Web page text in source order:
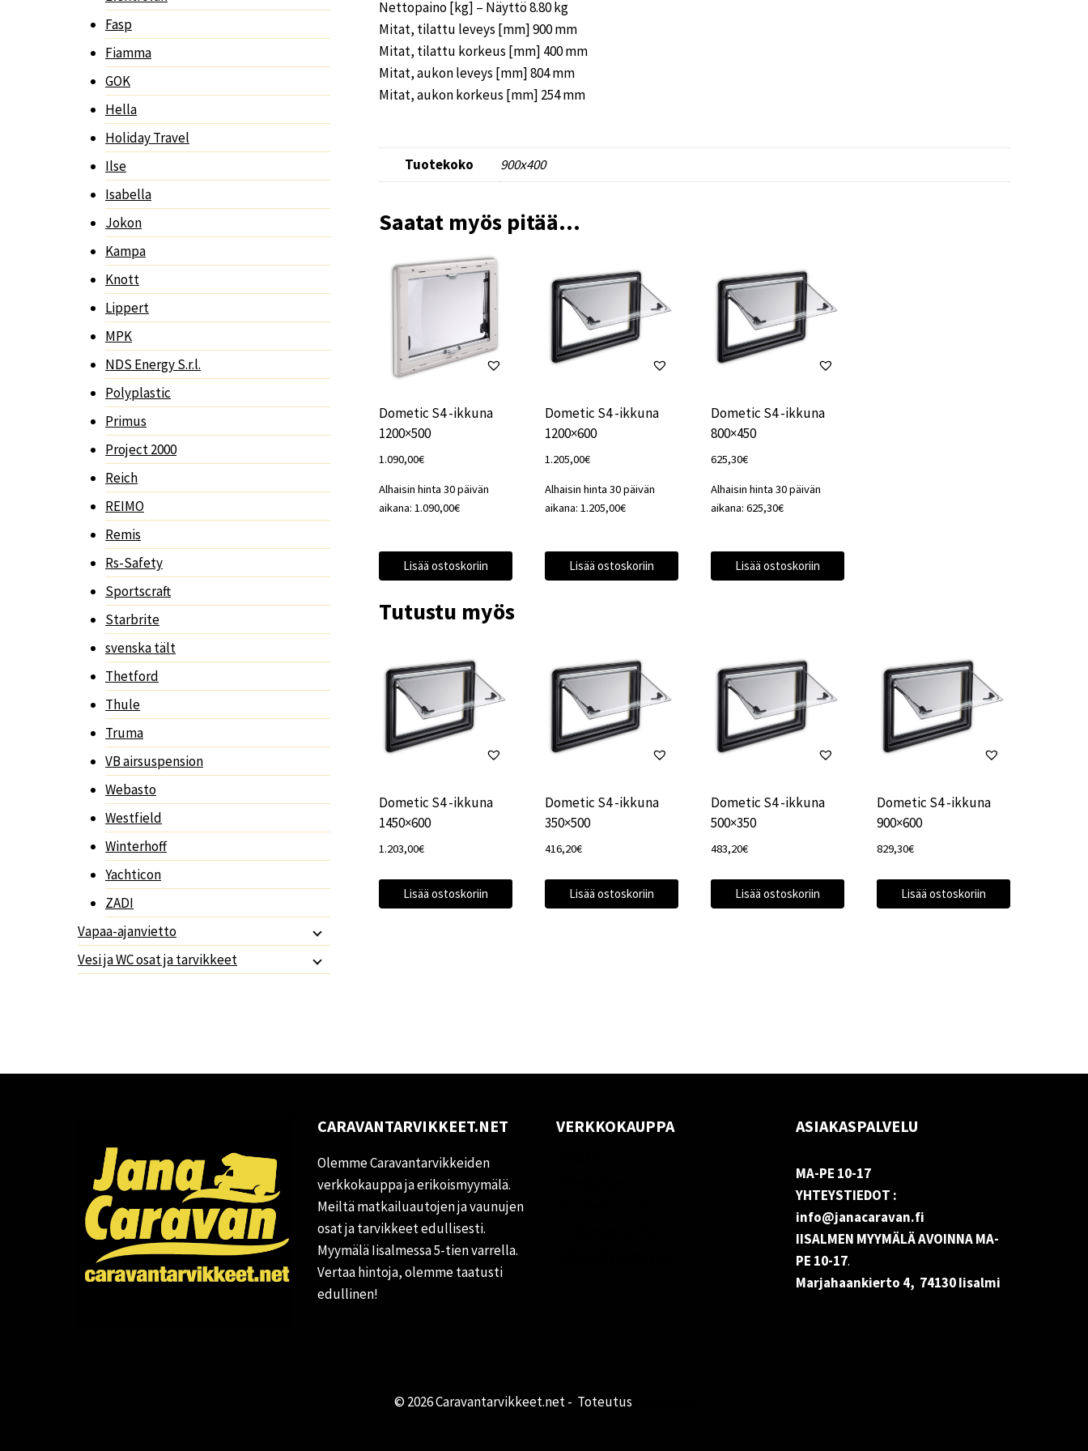
Nettopaino [kg] – Näyttö 8.80 kg
Mitat, tilattu leveys [mm] 900 mm
Mitat, tilattu korkeus [mm] 400 mm
Mitat, aukon leveys [mm] 804 mm
Mitat, aukon korkeus [mm] 254 mm
Tuotekoko 900x400
Saatat myös pitää...
Dometic S4 -ikkuna
1200×500
1.090,00€
Alhaisin hinta 30 päivän
aikana: 1.090,00€
Lisää ostoskoriin
Dometic S4 -ikkuna
1200×600
1.205,00€
Alhaisin hinta 30 päivän
aikana: 1.205,00€
Lisää ostoskoriin
Dometic S4 -ikkuna
800×450
625,30€
Alhaisin hinta 30 päivän
aikana: 625,30€
Lisää ostoskoriin
Tutustu myös
Dometic S4 -ikkuna
1450×600
1.203,00€
Lisää ostoskoriin
Dometic S4 -ikkuna
350×500
416,20€
Lisää ostoskoriin
Dometic S4 -ikkuna
500×350
483,20€
Lisää ostoskoriin
Dometic S4 -ikkuna
900×600
829,30€
Lisää ostoskoriin
Fasp
Fiamma
GOK
Hella
Holiday Travel
Ilse
Isabella
Jokon
Kampa
Knott
Lippert
MPK
NDS Energy S.r.l.
Polyplastic
Primus
Project 2000
Reich
REIMO
Remis
Rs-Safety
Sportscraft
Starbrite
svenska tält
Thetford
Thule
Truma
VB airsuspension
Webasto
Westfield
Winterhoff
Yachticon
ZADI
Vapaa-ajanvietto
Vesi ja WC osat ja tarvikkeet
CARAVANTARVIKKEET.NET
Olemme Caravantarvikkeiden
verkkokauppa ja erikoismyymälä.
Meiltä matkailuautojen ja vaunujen
osat ja tarvikkeet edullisesti.
Myymälä Iisalmessa 5-tien varrella.
Vertaa hintoja, olemme taatusti
edullinen!
VERKKOKAUPPA ASIAKASPALVELU
MA-PE 10-17
YHTEYSTIEDOT :
info@janacaravan.fi
IISALMEN MYYMÄLÄ AVOINNA MA-
PE 10-17.
Marjahaankierto 4, 74130 Iisalmi
© 2026 Caravantarvikkeet.net - Toteutus